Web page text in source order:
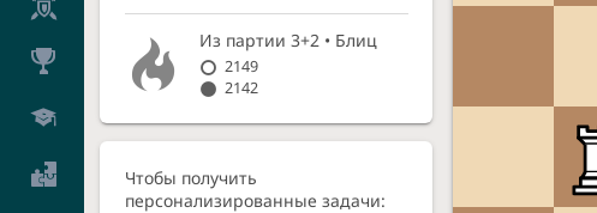
Из партии3+2 • Блиц
2149
2142
Чтобы получить
персонализированные задачи: